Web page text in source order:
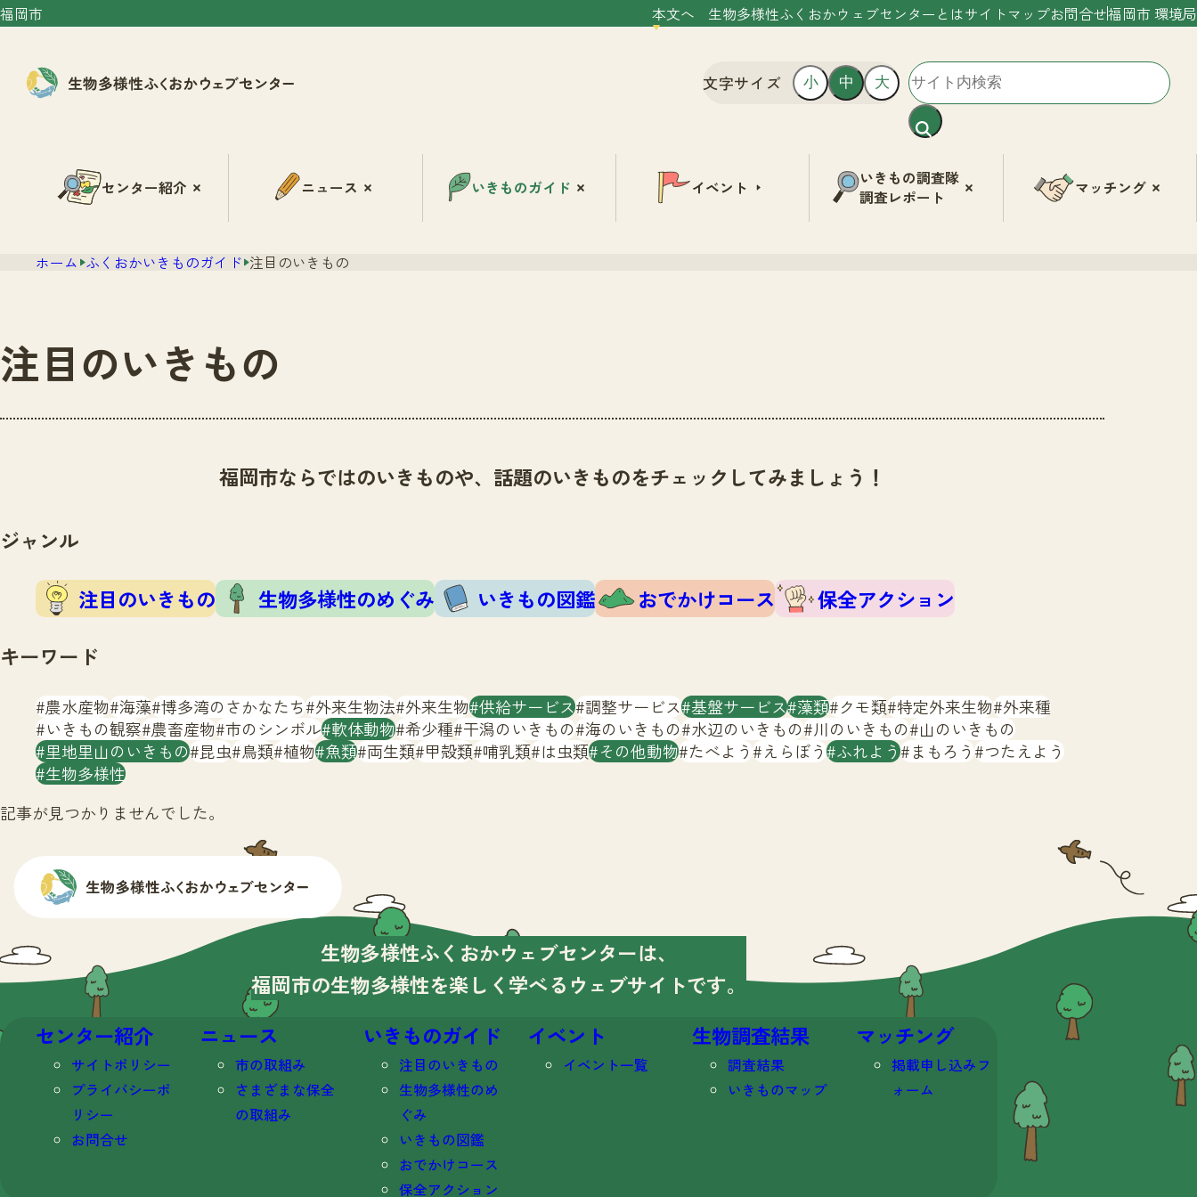
福岡市 本文へ 生物多様性ふくおかウェブセンターとはサイトマップお問合せ福岡市 環境局
文字サイズ 小 中 大
センター紹介 ニュース いきものガイド イベント
いきもの調査隊
調査レポート
マッチング
ホーム ふくおかいきものガイド 注目のいきもの
注目のいきもの
福岡市ならではのいきものや、話題のいきものをチェックしてみましょう！
ジャンル
注目のいきもの 生物多様性のめぐみ いきもの図鑑 おでかけコース
保全アクション
キーワード
農水産物 海藻 博多湾のさかなたち 外来生物法 外来生物 供給サービス 調整サービス 基盤サービス 藻類 クモ類 特定外来生物 外来種
いきもの観察 農畜産物 市のシンボル 軟体動物 希少種 干潟のいきもの 海のいきもの 水辺のいきもの 川のいきもの 山のいきもの
里地里山のいきもの 昆虫 鳥類 植物 魚類 両生類 甲殻類 哺乳類 は虫類 その他動物 たべよう えらぼう ふれよう まもろう つたえよう
生物多様性
記事が見つかりませんでした。
生物多様性ふくおかウェブセンターは、
福岡市の生物多様性を楽しく学べる ウェブサイトです。
センター紹介
サイトポリシー
プライバシーポ
リシー
お問合せ
ニュース
市の取組み
さまざまな保全
の取組み
いきものガイド
注目のいきもの
生物多様性のめ
ぐみ
いきもの図鑑
おでかけコース
保全アクション
イベント
イベント一覧
生物調査結果
調査結果
いきものマップ
マッチング
掲載申し込みフ
ォーム